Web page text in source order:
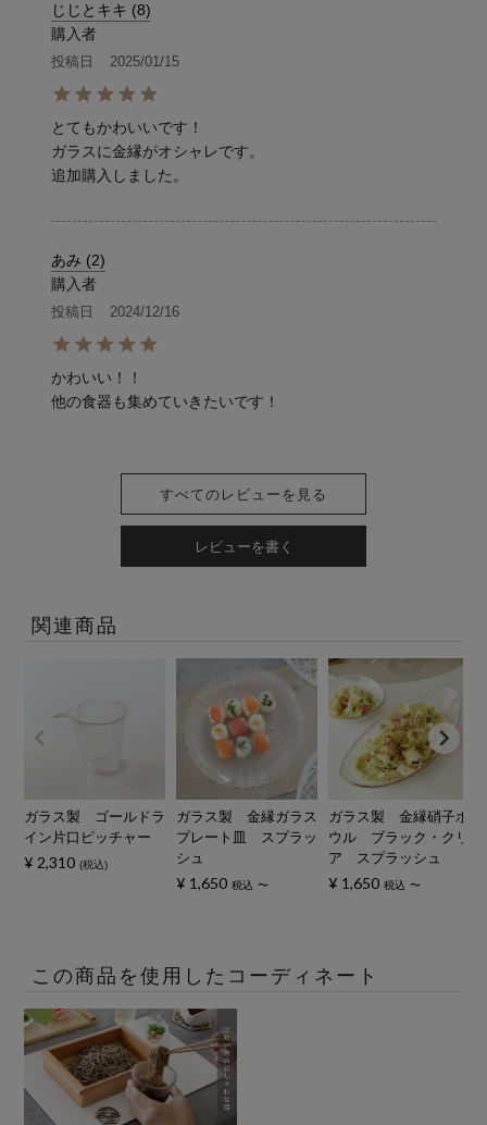
じじとキキ
8
購入者
投稿日 2025/01/15
とてもかわいいです！
ガラスに金縁がオシャレです。
追加購入しました。
あみ 2
購入者
投稿日 2024/12/16
かわいい！！
他の食器も集めていきたいです！
すべてのレビューを見る
レビューを書く
関連商品
ガラス製 ゴールドラ
イン片口ピッチャー
¥ 2,310 税込
ガラス製 金縁ガラス
プレート皿 スプラッ
シュ
¥ 1,650 税込 〜
ガラス製 金縁硝子ボ
ウル ブラック・クリ
ア スプラッシュ
¥ 1,650 税込 〜
この商品を使用したコーディネート